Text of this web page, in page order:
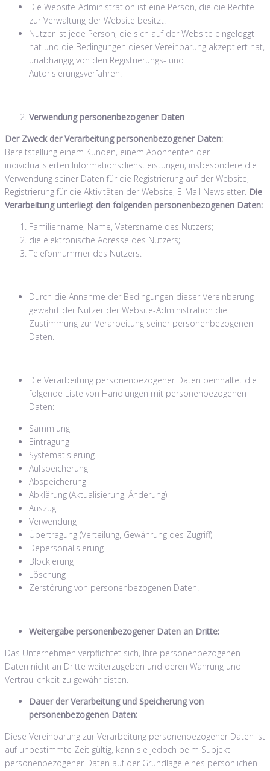
Die Website-Administration ist eine Person, die die Rechte
zur Verwaltung der Website besitzt.
Nutzer ist jede Person, die sich auf der Website eingeloggt
hat und die Bedingungen dieser Vereinbarung akzeptiert hat,
unabhängig von den Registrierungs- und
Autorisierungsverfahren.
Verwendung personenbezogener Daten
Der Zweck der Verarbeitung personenbezogener Daten:
Bereitstellung einem Kunden, einem Abonnenten der
individualisierten Informationsdienstleistungen, insbesondere die
Verwendung seiner Daten für die Registrierung auf der Website,
Registrierung für die Aktivitäten der Website, E-Mail Newsletter. Die
Verarbeitung unterliegt den folgenden personenbezogenen Daten:
Familienname, Name, Vatersname des Nutzers;
die elektronische Adresse des Nutzers;
Telefonnummer des Nutzers.
Durch die Annahme der Bedingungen dieser Vereinbarung
gewährt der Nutzer der Website-Administration die
Zustimmung zur Verarbeitung seiner personenbezogenen
Daten.
Die Verarbeitung personenbezogener Daten beinhaltet die
folgende Liste von Handlungen mit personenbezogenen
Daten:
Sammlung
Eintragung
Systematisierung
Aufspeicherung
Abspeicherung
Abklärung (Aktualisierung, Änderung)
Auszug
Verwendung
Übertragung (Verteilung, Gewährung des Zugriff)
Depersonalisierung
Blockierung
Löschung
Zerstörung von personenbezogenen Daten.
Weitergabe personenbezogener Daten an Dritte:
Das Unternehmen verpflichtet sich, Ihre personenbezogenen
Daten nicht an Dritte weiterzugeben und deren Wahrung und
Vertraulichkeit zu gewährleisten.
Dauer der Verarbeitung und Speicherung von
personenbezogenen Daten:
Diese Vereinbarung zur Verarbeitung personenbezogener Daten ist
auf unbestimmte Zeit gültig, kann sie jedoch beim Subjekt
personenbezogener Daten auf der Grundlage eines persönlichen